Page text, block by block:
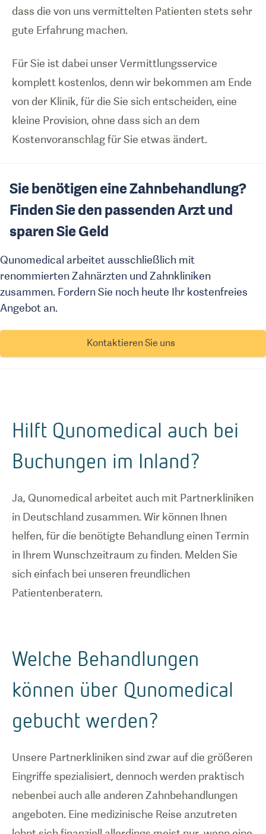
dass die von uns vermittelten Patienten stets sehr
gute Erfahrung machen.
Für Sie ist dabei unser Vermittlungsservice
komplett kostenlos, denn wir bekommen am Ende
von der Klinik, für die Sie sich entscheiden, eine
kleine Provision, ohne dass sich an dem
Kostenvoranschlag für Sie etwas ändert.
Sie benötigen eine Zahnbehandlung?
Finden Sie den passenden Arzt und
sparen Sie Geld
Qunomedical arbeitet ausschließlich mit
renommierten Zahnärzten und Zahnkliniken
zusammen. Fordern Sie noch heute Ihr kostenfreies
Angebot an.
Kontaktieren Sie uns
Hilft Qunomedical auch bei
Buchungen im Inland?
Ja, Qunomedical arbeitet auch mit Partnerkliniken
in Deutschland zusammen. Wir können Ihnen
helfen, für die benötigte Behandlung einen Termin
in Ihrem Wunschzeitraum zu finden. Melden Sie
sich einfach bei unseren freundlichen
Patientenberatern.
Welche Behandlungen
können über Qunomedical
gebucht werden?
Unsere Partnerkliniken sind zwar auf die größeren
Eingriffe spezialisiert, dennoch werden praktisch
nebenbei auch alle anderen Zahnbehandlungen
angeboten. Eine medizinische Reise anzutreten